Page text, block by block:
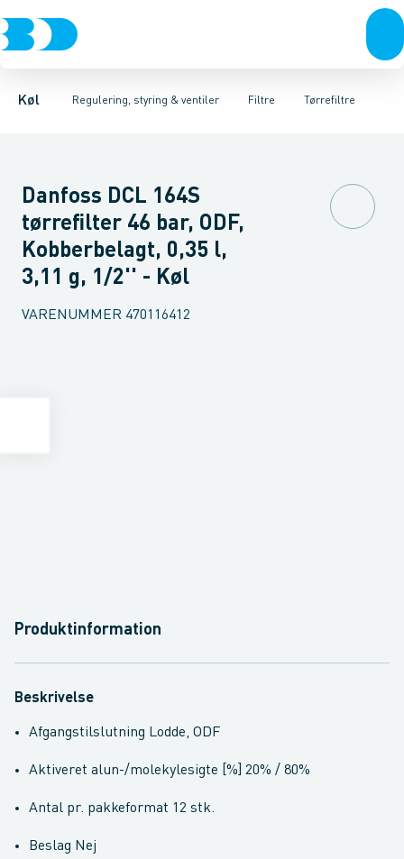
Køl Regulering, styring & ventiler
KompressorerKondenseringsaggregaterFordampere
Filtre
Pressostater & termostaterSensorer & transmitterer
Tørrefiltre
FilterkernerTørrefiltreTilbehør & reservedele til filtre
Danfoss DCL 164S
tørrefilter 46 bar, ODF,
Kobberbelagt, 0,35 l,
3,11 g, 1/2'' - Køl
VARENUMMER 470116412
Produktinformation
Beskrivelse
Afgangstilslutning Lodde, ODF
Aktiveret alun-/molekylesigte [%] 20% / 80%
Antal pr. pakkeformat 12 stk.
Beslag Nej